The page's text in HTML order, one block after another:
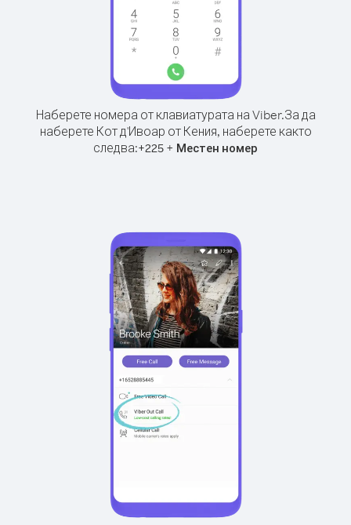
Наберете номера от клавиатурата на Viber.За да
наберете Кот д'Ивоар от Кения, наберете както
следва:+225 + Местен номер